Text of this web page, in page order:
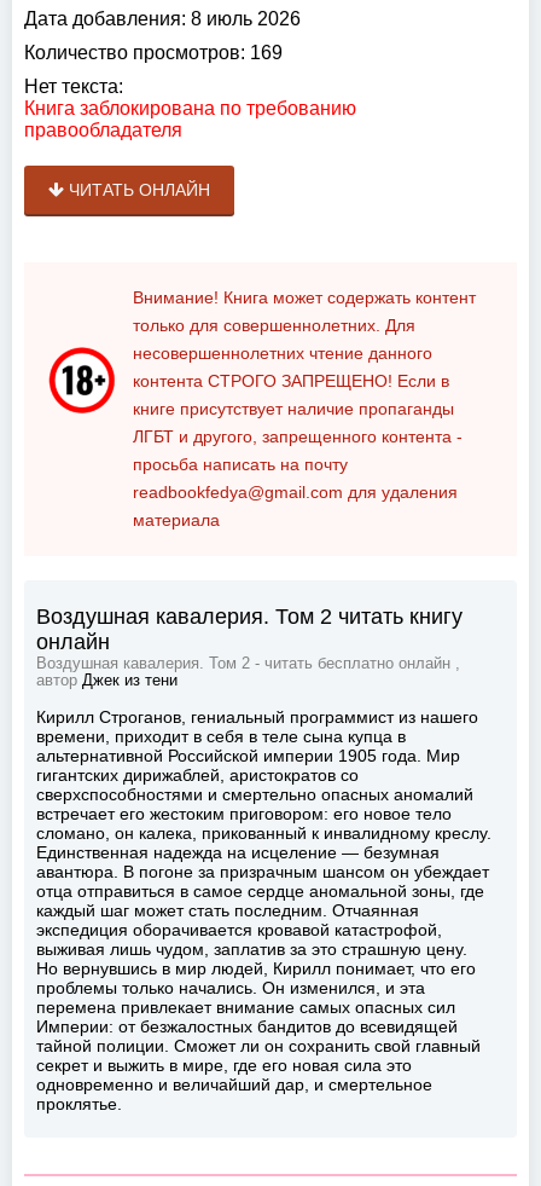
Дата добавления: 8 июль 2026
Количество просмотров: 169
Нет текста:
Книга заблокирована по требованию
правообладателя
ЧИТАТЬ ОНЛАЙН
Внимание! Книга может содержать контент
только для совершеннолетних. Для
несовершеннолетних чтение данного
контента СТРОГО ЗАПРЕЩЕНО! Если в
книге присутствует наличие пропаганды
ЛГБТ и другого, запрещенного контента -
просьба написать на почту
readbookfedya@gmail.com для удаления
материала
Воздушная кавалерия. Том 2 читать книгу
онлайн
Воздушная кавалерия. Том 2 - читать бесплатно онлайн ,
автор Джек из тени
Кирилл Строганов, гениальный программист из нашего
времени, приходит в себя в теле сына купца в
альтернативной Российской империи 1905 года. Мир
гигантских дирижаблей, аристократов со
сверхспособностями и смертельно опасных аномалий
встречает его жестоким приговором: его новое тело
сломано, он калека, прикованный к инвалидному креслу.
Единственная надежда на исцеление — безумная
авантюра. В погоне за призрачным шансом он убеждает
отца отправиться в самое сердце аномальной зоны, где
каждый шаг может стать последним. Отчаянная
экспедиция оборачивается кровавой катастрофой,
выживая лишь чудом, заплатив за это страшную цену.
Но вернувшись в мир людей, Кирилл понимает, что его
проблемы только начались. Он изменился, и эта
перемена привлекает внимание самых опасных сил
Империи: от безжалостных бандитов до всевидящей
тайной полиции. Сможет ли он сохранить свой главный
секрет и выжить в мире, где его новая сила это
одновременно и величайший дар, и смертельное
проклятье.